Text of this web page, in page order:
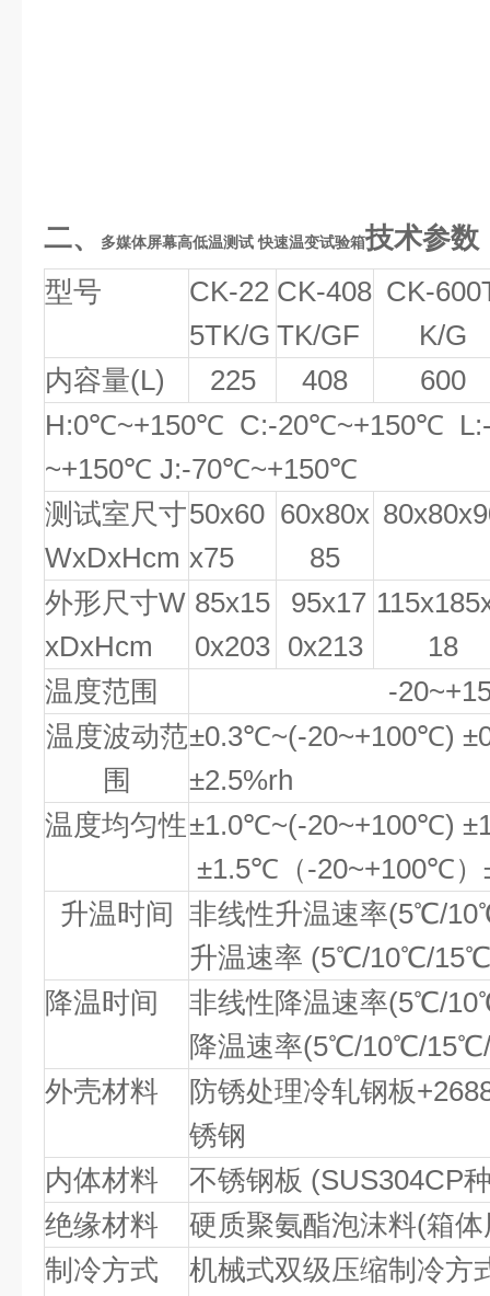
二、 多媒体屏幕高低温测试 快速温变试验箱技术参数
型号
CK-22
5TK/G
CK-408
TK/GF
CK-600
K/G
内容量(L)
225 408
600
H:0℃~+150℃ C:-20℃~+150℃
~+150℃ J:-70℃~+150℃
测试室尺寸
WxDxHcm
50x60
x75
60x80x
85
外形尺寸W
xDxHcm
85x15
0x203
95x17
0x213
18
温度范围
-
温度波动范
围
±0.3℃~(-20~+100℃)
±2.5%rh
温度均匀性±1.0℃~(-20~+100℃)
±1.5℃（-20~+100℃
升温时间 非线性升温速率(5℃/
升温速率 (5℃/10℃/
降温时间
非线性降温速率(5℃/
降温速率(5℃/10℃/
外壳材料
防锈处理冷轧钢板
锈钢
内体材料
不锈钢板 (SUS304CP
绝缘材料
硬质聚氨酯泡沫料(箱
制冷方式
机械式双级压缩制冷方